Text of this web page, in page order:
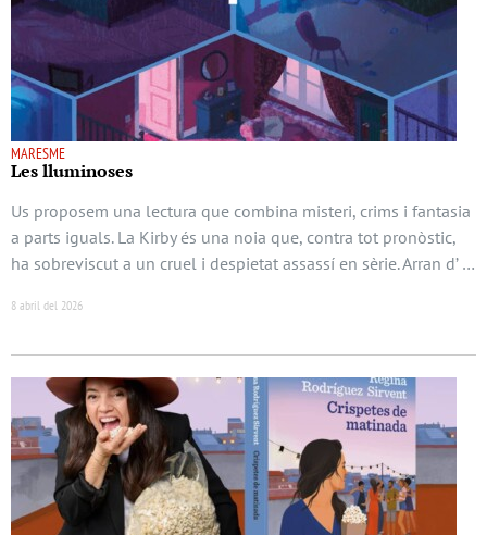
MARESME
Les lluminoses
Us proposem una lectura que combina misteri, crims i fantasia
a parts iguals. La Kirby és una noia que, contra tot pronòstic,
ha sobreviscut a un cruel i despietat assassí en sèrie. Arran d’ …
8 abril del 2026